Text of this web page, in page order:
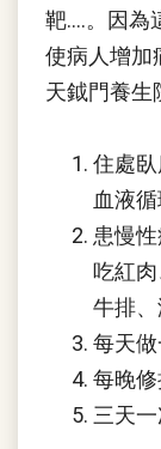
靶….。因為
使病人增加
天鉞門養生
住處
血液
患慢
吃紅肉
牛排、
每天
每晚
三天一